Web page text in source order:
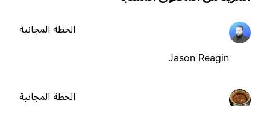
Jason Reagin
الخطة المجانية
الخطة المجانية